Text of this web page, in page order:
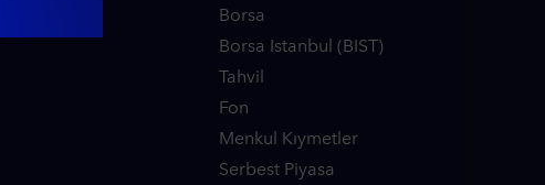
Borsa
Borsa Istanbul (BIST)
Tahvil
Fon
Menkul Kıymetler
Serbest Piyasa